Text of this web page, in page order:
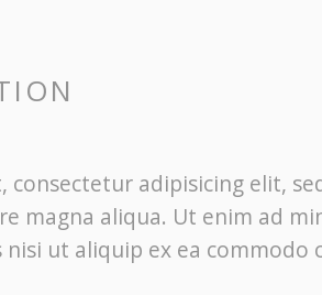
consectetur adipisicing elit,
magna aliqua. Ut enim ad
ut aliquip ex ea commodo